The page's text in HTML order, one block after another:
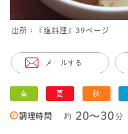
出所：『塩料理 』39ページ
メールする
春 夏 秋
調理時間 約 20〜30 分